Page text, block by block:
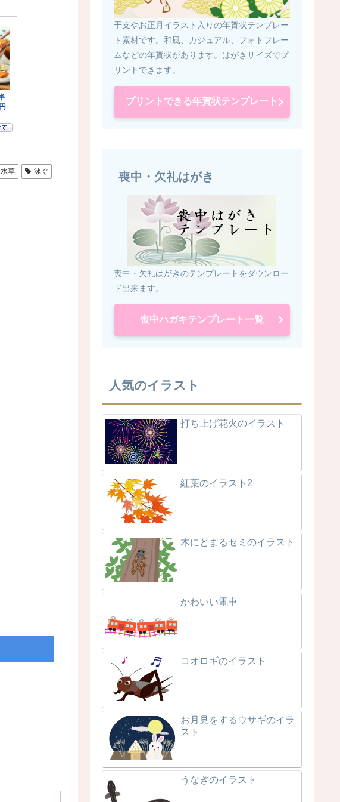
水草 泳ぐ
干支やお正月イラスト入りの年賀状テンプレー
ト素材です。和風、カジュアル、フォトフレー
ムなどの年賀状があります。はがきサイズでプ
リントできます。
プリントできる年賀状テンプレート
喪中・欠礼はがき
喪中・欠礼はがきのテンプレートをダウンロー
ド出来ます。
喪中ハガキテンプレート一覧
人気のイラスト
打ち上げ花火のイラスト
紅葉のイラスト2
木にとまるセミのイラスト
かわいい電車
コオロギのイラスト
お月見をするウサギのイラ
スト
うなぎのイラスト